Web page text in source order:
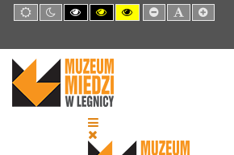
Default
mode
Night
mode
High
Contrast
mode
High
Contrast
mode
High
Contrast
mode
Set
Smaller
Set
Default
Set
Larger